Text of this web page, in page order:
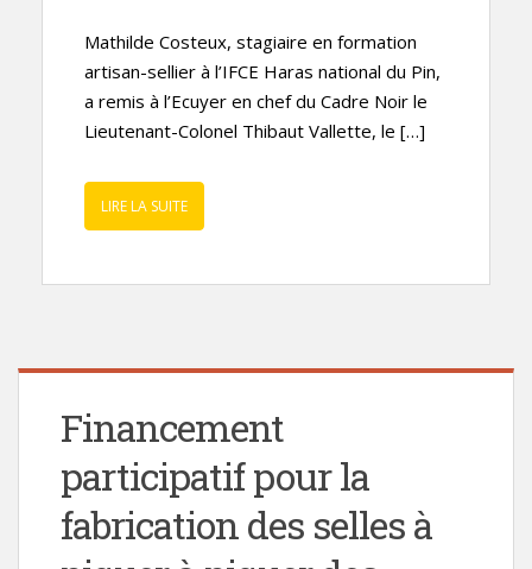
Mathilde Costeux, stagiaire en formation
artisan-sellier à l’IFCE Haras national du Pin,
a remis à l’Ecuyer en chef du Cadre Noir le
Lieutenant-Colonel Thibaut Vallette, le […]
LIRE LA SUITE
Financement
participatif pour la
fabrication des selles à